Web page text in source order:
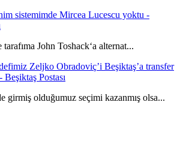
sistemimde Mircea Lucescu yoktu -
John Toshack‘a alternat...
Zeljko Obradoviç’i Beşiktaş’a transfer
Beşiktaş Postası
girmiş olduğumuz seçimi kazanmış olsa...